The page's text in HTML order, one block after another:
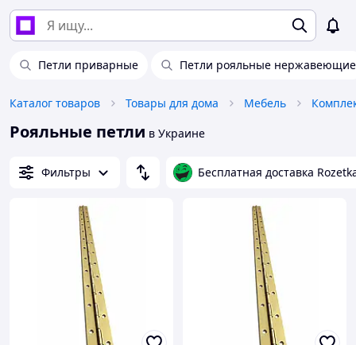
Петли приварные Петли рояльные нержавеющие
Каталог товаров Товары для дома Мебель
Рояльные петли в Украине
Фильтры Бесплатная доставка